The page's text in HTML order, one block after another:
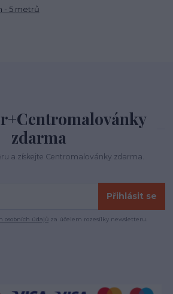
- 5 metrů
zdarma
a získejte Centromalovánky zdarma.
Přihlásit se
osobních údajů za účelem rozesílky newsletteru.